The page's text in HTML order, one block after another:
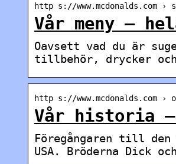
http s://www.mcdonalds.com ›
Vår meny –
Oavsett vad du är
tillbehör, drycker
http s://www.mcdonalds.com
Vår historia
Föregångaren till den
USA. Bröderna Dick